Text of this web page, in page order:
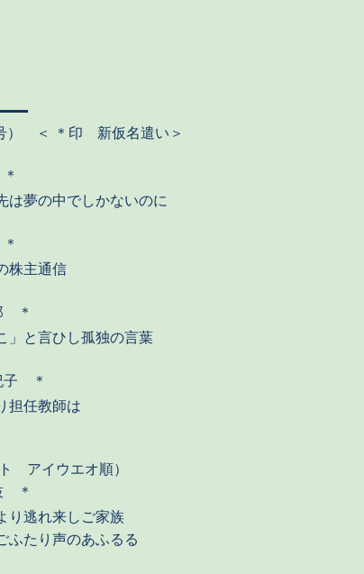
） ＜ ＊印 新仮名遣い＞
は夢の中でしかないのに
株主通信
＊
」と言ひし孤独の言葉
子 ＊
担任教師は
アイウエオ順）
＊
り逃れ来しご家族
ふたり声のあふるる